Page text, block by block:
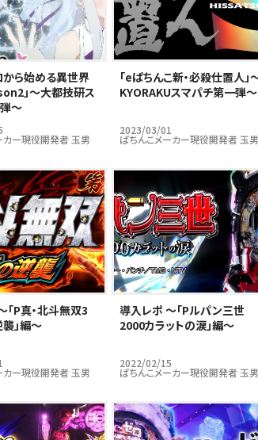
ら始める異世界
」～大都技研ス
～
カー現役開発者 玉男
｢eぱちんこ新・必殺仕置人」
KYORAKUスマパチ第一弾～
2023/03/01
ぱちんこメーカー現役開発者 玉男
「P真・北斗無双3
」編～
カー現役開発者 玉男
導入レポ ～「Pルパン三世
2000カラットの涙」編～
2022/02/15
ぱちんこメーカー現役開発者 玉男